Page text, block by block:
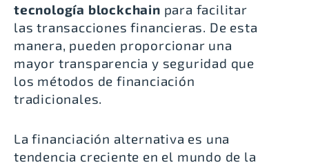
tecnología blockchain para facilitar
las transacciones financieras. De esta
manera, pueden proporcionar una
mayor transparencia y seguridad que
los métodos de financiación
tradicionales.
Lafinanciación alternativa es una
tendencia creciente en el mundo de la